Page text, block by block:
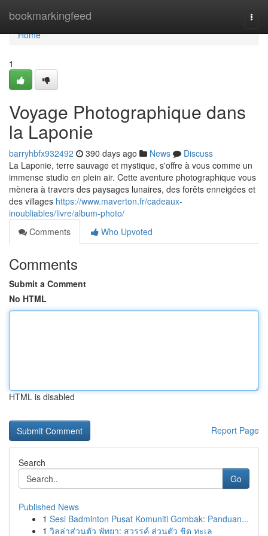
bookmarkingfeed
Home
Home
1
Voyage Photographique dans
la Laponie
barryhbfx932492 390 days ago News
Discuss
La Laponie, terre sauvage et mystique, s'offre à vous comme un
immense studio en plein air. Cette aventure photographique vous
mènera à travers des paysages lunaires, des forêts enneigées et
des villages https://www.maverton.fr/cadeaux-
inoubliables/livre/album-photo/
Comments
Who Upvoted
Comments
Submit a Comment
No HTML
HTML is disabled
Report Page
Search
Go
Published News
1 Sesi Badminton Pusat Komuniti Gombak: Panduan...
1 วิลล่าส่วนตัว พัทยา: สวรรค์ ส่วนตัว ชิด ทะเล